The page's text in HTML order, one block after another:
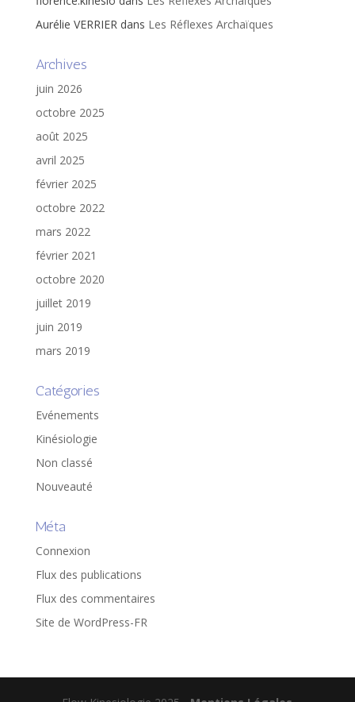
Aurélie VERRIERdans Les Réflexes Archaïques
Archives
juin 2026
octobre 2025
août 2025
avril 2025
février 2025
octobre 2022
mars 2022
février 2021
octobre 2020
juillet 2019
juin 2019
mars 2019
Catégories
Evénements
Kinésiologie
Non classé
Nouveauté
Méta
Connexion
Flux des publications
Flux des commentaires
Site de WordPress-FR